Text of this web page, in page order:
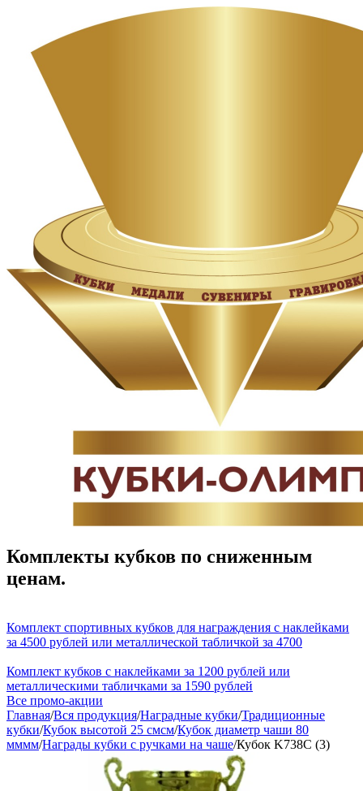
Комплекты кубков по сниженным
ценам.
Комплект спортивных кубков для награждения с наклейками
за 4500 рублей или металлической табличкой за 4700
Комплект кубков с наклейками за 1200 рублей или
металлическими табличками за 1590 рублей
Все промо-акции
Главная/Вся продукция/Наградные кубки/Традиционные
кубки/Кубок высотой 25 смсм/Кубок диаметр чаши 80
мммм/Награды кубки с ручками на чаше/Кубок K738C (3)